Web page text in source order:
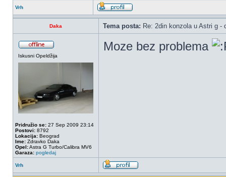
Vrh
Daka Tema posta: Re: 2din konzola u Astri g -
Iskusni Opeldžija
Pridružio se: 27 Sep 2009 23:14
Postovi: 8792
Lokacija: Beograd
Ime: Zdravko Daka
Opel:Astra G Turbo/Calibra MV6
Garaza: pogledaj
Moze bez problema
Vrh